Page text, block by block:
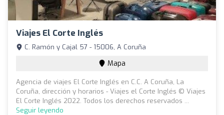
Viajes El Corte Inglés
C. Ramón y Cajal 57 - 15006, A Coruña
Mapa
Agencia de viajes El Corte Inglés en C.C. A Coruña, La
Coruña, dirección y horarios - Viajes el Corte Inglés © Viajes
El Corte Inglés 2022. Todos los derechos reservados ...
Seguir leyendo